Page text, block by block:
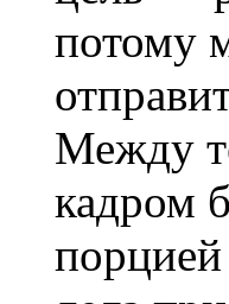
потому
Между
кадром